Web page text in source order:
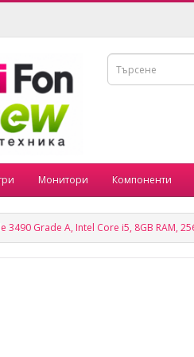
Монитори Компоненти
Grade A, Intel Core i5, 8GB RAM,